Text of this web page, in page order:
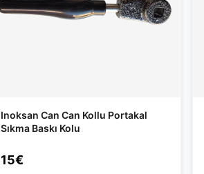
Inoksan Can Can Kollu Portakal
Sıkma Baskı Kolu
15€